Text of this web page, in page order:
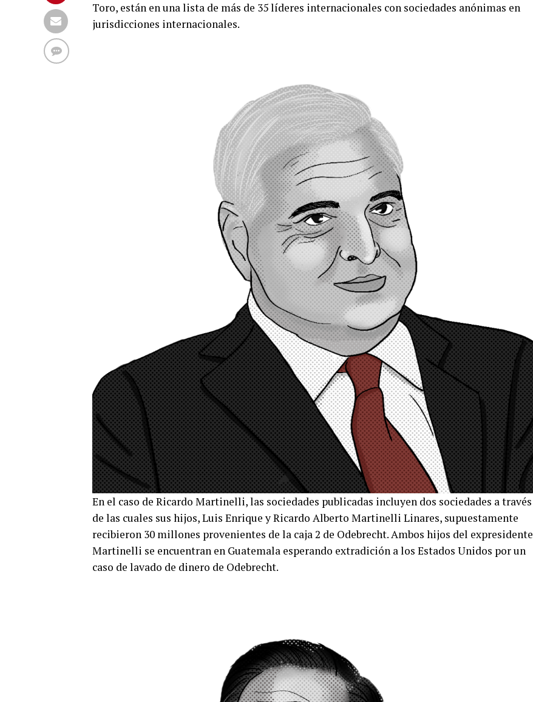
Toro, están en una lista de más de 35 líderes internacionales con sociedades anónimas en
jurisdicciones internacionales.
En el caso de Ricardo Martinelli, las sociedades publicadas incluyen dos sociedades a través
de las cuales sus hijos, Luis Enrique y Ricardo Alberto Martinelli Linares, supuestamente
recibieron 30 millones provenientes de la caja 2 de Odebrecht. Ambos hijos del expresidente
Martinelli se encuentran en Guatemala esperando extradición a los Estados Unidos por un
caso de lavado de dinero de Odebrecht.